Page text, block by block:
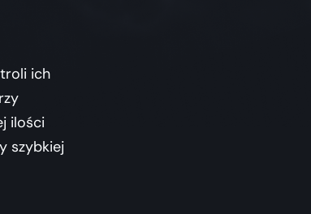
ich
ilości
szybkiej